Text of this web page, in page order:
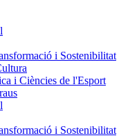
i Sostenibilitat
i Ciències de l'Esport
i Sostenibilitat